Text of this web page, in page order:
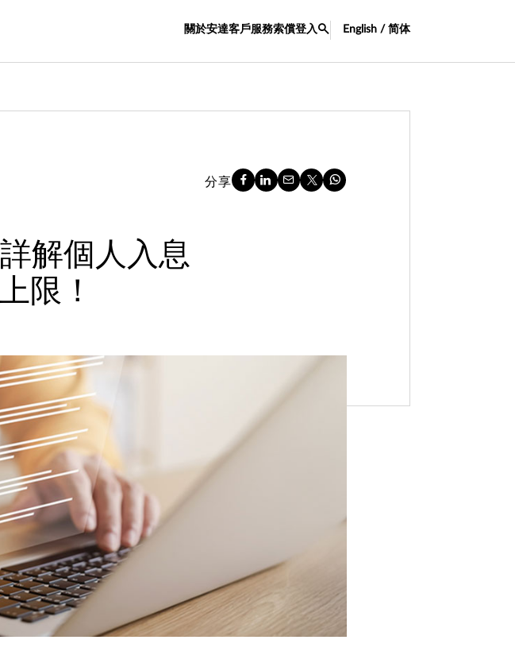
關於安達客戶服務索償登入 English / 简体
分享
解個人入息
限！